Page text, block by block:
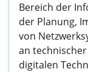
Bereich der
der Planung,
von
an
digitalen